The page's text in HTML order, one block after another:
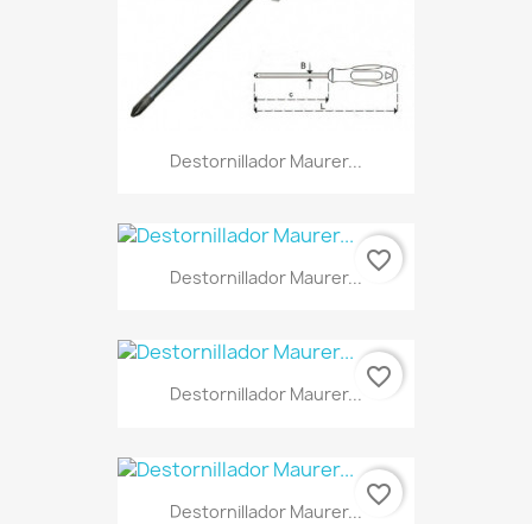
Destornillador Maurer...
Destornillador Maurer...
favorite_border
Destornillador Maurer...
favorite_border
Destornillador Maurer...
favorite_border